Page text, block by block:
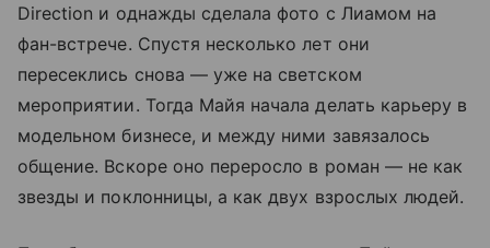
Direction и однажды сделала фото с Лиамом на
фан-встрече. Спустя несколько лет они
пересеклись снова — уже на светском
мероприятии. Тогда Майя начала делать карьеру в
модельном бизнесе, и между ними завязалось
общение. Вскоре оно переросло в роман — не как
звезды и поклонницы, а как двух взрослых людей.